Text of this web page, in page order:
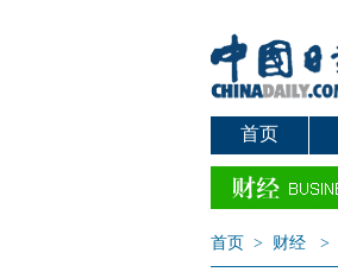
首页
首页 > 财经 >